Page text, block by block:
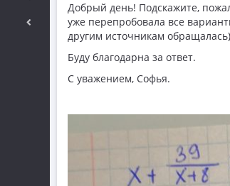
Добрый день! Подскажите,
уже перепробовала все
другим источникам
Буду благодарна за ответ.
С уважением, Софья.